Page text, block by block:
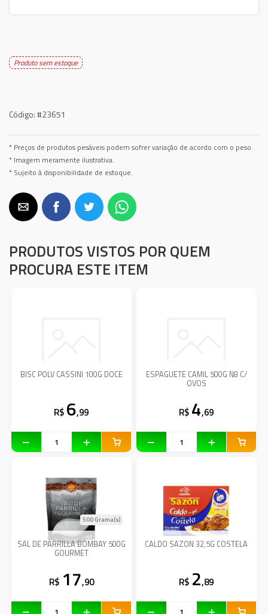
Produto sem estoque
Código:#23651
* Preços de produtos pesáveis podem sofrer variação de acordo com o peso.
* Imagem meramente ilustrativa.
* Sujeito à disponibilidade de estoque.
PRODUTOS VISTOS POR QUEM
PROCURA ESTE ITEM
BISC POLV CASSINI 100G DOCE
R$ 6,99
ESPAGUETE CAMIL 500G N8 C/
OVOS
R$ 4,69
SAL DE PARRILLA BOMBAY 500G
GOURMET
500 Grama(s)
R$ 17,90
CALDO SAZON 32,5G COSTELA
R$ 2,89